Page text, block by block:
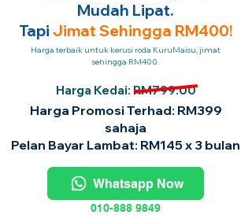
Mudah Lipat.
Tapi Jimat Sehingga RM400!
Harga terbaik untuk kerusi roda KuruMaisu, jimat
sehingga RM400.
Harga Kedai: RM799.00
Harga Promosi Terhad: RM399
sahaja
Pelan Bayar Lambat: RM145 x 3 bulan
Whatsapp Now
010-888 9849